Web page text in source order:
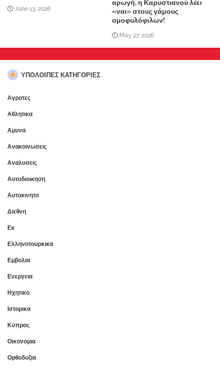
June 13, 2026
αρωγή, η Καρυστιανού λέει
«ναι» στους γάμους
ομοφυλόφιλων!
May 27, 2026
ΥΠΌΛΟΙΠΕΣ ΚΑΤΗΓΟΡΊΕΣ
Αγροτες
Αθλητικα
Αμυνα
Ανακοινωσεις
Αναλυσεις
Αυτοδιοικηση
Αυτοκινητο
Διεθνη
Εκ
Ελληνοτουρκικα
Εμβολια
Ενεργεια
Ηχητικο
Ιστορικα
Κυπρος
Οικονομια
Ορθοδοξια